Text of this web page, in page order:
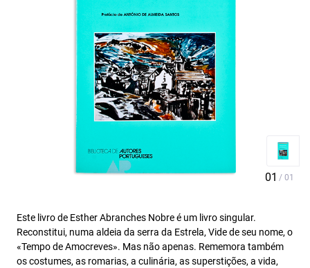
Este livro de Esther Abranches Nobre é um livro singular.
Reconstitui, numa aldeia da serra da Estrela, Vide de seu nome, o
«Tempo de Amocreves». Mas não apenas. Rememora também
os costumes, as romarias, a culinária, as superstições, a vida,